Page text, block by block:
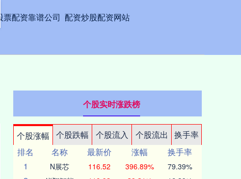
股票配资靠谱公司 配资炒股配资网站
个股实时涨跌榜
个股涨幅 个股跌幅 个股流入 个股流出
换手率
排名
名称 最新价 涨幅
换手率
1
N展芯 116.52 396.89% 79.39%